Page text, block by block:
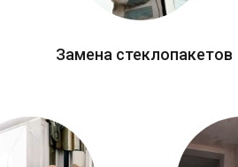
Замена стеклопакетов